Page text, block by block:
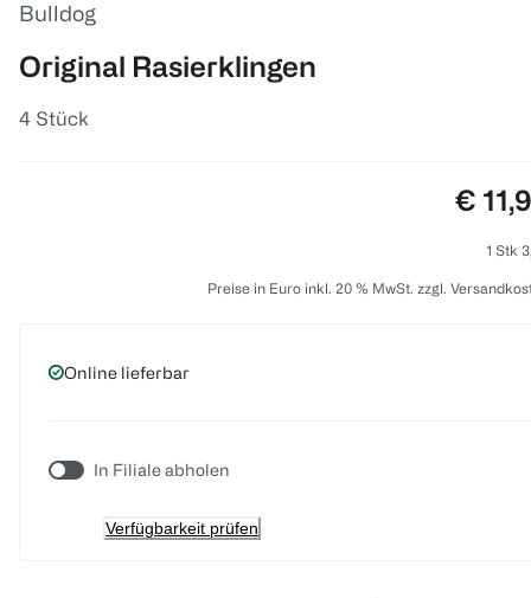
Bulldog
Original Rasierklingen
4 Stück
Preis:
€
1 Stk
Preise in Euro inkl. 20 % MwSt. zzgl.
Online lieferbar
In Filiale abholen
Verfügbarkeit prüfen